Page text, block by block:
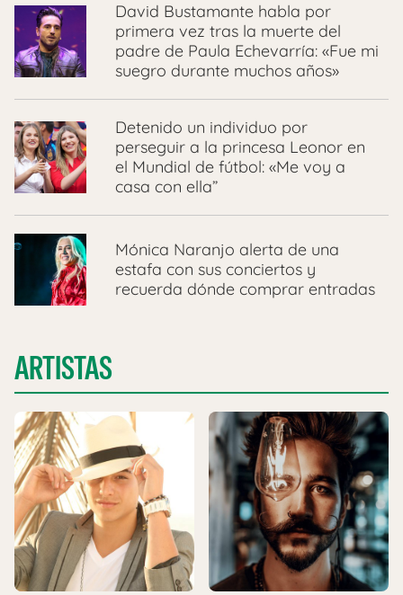
David Bustamante habla por
primera vez tras la muerte del
padre de Paula Echevarría: «Fue mi
suegro durante muchos años»
Detenido un individuo por
perseguir a la princesa Leonor en
el Mundial de fútbol: «Me voy a
casa con ella”
Mónica Naranjo alerta de una
estafa con sus conciertos y
recuerda dónde comprar entradas
ARTISTAS